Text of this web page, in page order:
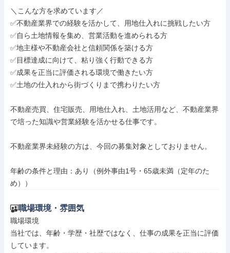
＼こんな方を求めています／
✅不動産業界での経験を活かして、用地仕入れに挑戦したい方
✅自ら土地情報を集め、営業活動を進められる方
✅地主様や不動産会社と信頼関係を築ける方
✅目標達成に向けて、粘り強く行動できる方
✅成果を正当に評価される環境で働きたい方
✅土地の仕入れから街づくりまで携わりたい方
不動産売買、住宅販売、用地仕入れ、土地活用など、不動産業界
で培った知識や営業経験を活かせる仕事です。
不動産業界未経験の方は、今回の募集対象としておりません。
年齢の条件と理由：あり（例外事由1号・65歳未満（定年のた
め））
職場環境・雰囲気
職場環境
当社では、年齢・学歴・社歴ではなく、仕事の成果を正当に評価
しています。